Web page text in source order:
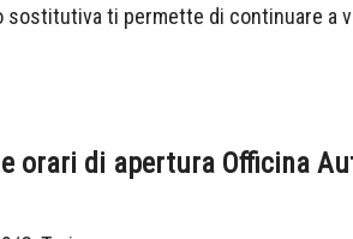
sostitutiva ti permette di continuare a
orari di apertura Officina